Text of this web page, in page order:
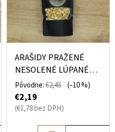
ARAŠIDY PRAŽENÉ
NESOLENÉ LÚPANÉ
DARČEKOVÉ BALENIE
130 G
Pôvodne:€2,45 (–10 %)
€2,19
(€1,78 bez DPH)